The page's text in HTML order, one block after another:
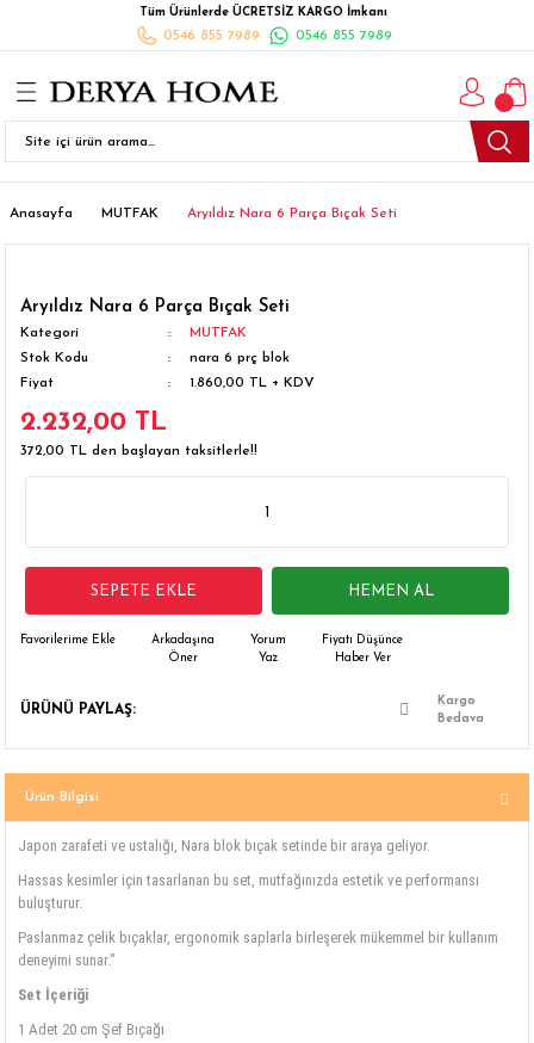
Tüm Ürünlerde ÜCRETSİZ KARGO İmkanı
0546 855 7989 0546 855 7989
Geri Dön
Ankastre Setler
Çamaşır Kurutma Makinesi
Su Sebili
Geri Dön
Takımları
Takımları
Geri Dön
Takımları
Geri Dön
Geri Dön
Geri Dön
Geri Dön
Anasayfa MUTFAK Aryıldız Nara 6 Parça Bıçak Seti
Aryıldız Nara 6 Parça Bıçak Seti
Kategori
MUTFAK
Stok Kodu
nara 6 prç blok
Fiyat
1.860,00 TL + KDV
2.232,00 TL
372,00 TL den başlayan taksitlerle!!
SEPETE EKLE HEMEN AL
Arkadaşına
Öner
Yorum
Yaz
Fiyatı Düşünce
Haber Ver
ÜRÜNÜ PAYLAŞ:
Kargo
Bedava
Ürün Bilgisi
Japon zarafeti ve ustalığı, Nara blok bıçak setinde bir araya geliyor.
Hassas kesimler için tasarlanan bu set, mutfağınızda estetik ve performansı
buluşturur.
Paslanmaz çelik bıçaklar, ergonomik saplarla birleşerek mükemmel bir kullanım
deneyimi sunar."
Set İçeriği
1 Adet 20 cm Şef Bıçağı